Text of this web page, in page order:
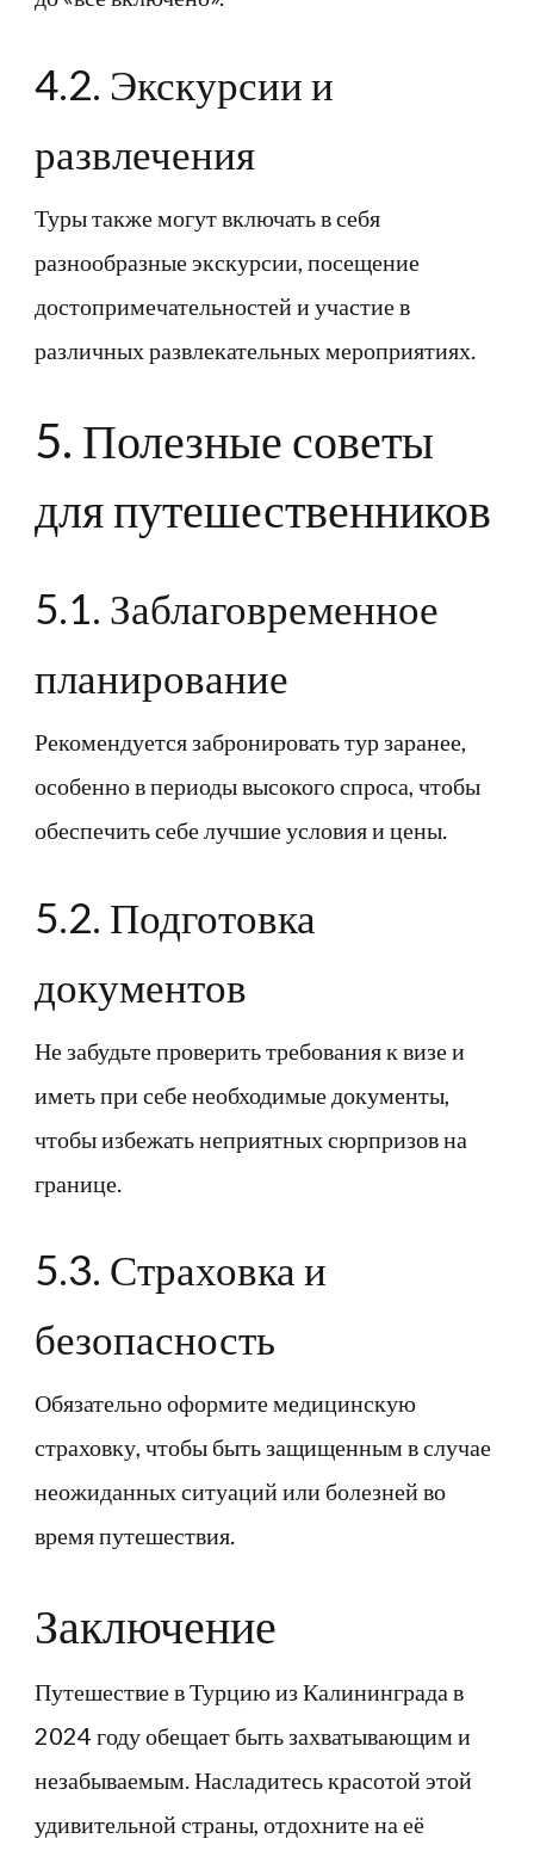
4.2. Экскурсии и
развлечения
Туры также могут включать в себя
разнообразные экскурсии, посещение
достопримечательностей и участие в
различных развлекательных мероприятиях.
5. Полезные советы
для путешественников
5.1. Заблаговременное
планирование
Рекомендуется забронировать тур заранее,
особенно в периоды высокого спроса, чтобы
обеспечить себе лучшие условия и цены.
5.2. Подготовка
документов
Не забудьте проверить требования к визе и
иметь при себе необходимые документы,
чтобы избежать неприятных сюрпризов на
границе.
5.3. Страховка и
безопасность
Обязательно оформите медицинскую
страховку, чтобы быть защищенным в случае
неожиданных ситуаций или болезней во
время путешествия.
Заключение
Путешествие в Турцию из Калининграда в
2024 году обещает быть захватывающим и
незабываемым. Насладитесь красотой этой
удивительной страны, отдохните на её